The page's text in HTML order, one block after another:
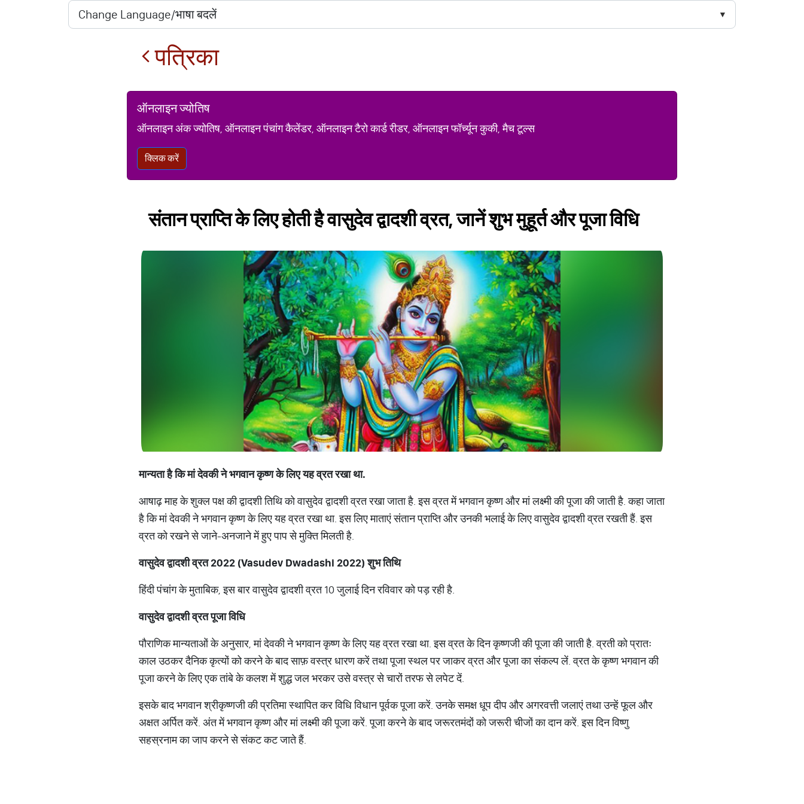
पत्रिका
ऑनलाइन ज्योतिष
ऑनलाइन अंक ज्योतिष, ऑनलाइन पंचांग कैलेंडर, ऑनलाइन टैरो कार्ड रीडर, ऑनलाइन फॉर्च्यून कुकी, मैच टूल्स
क्लिक करें
संतान प्राप्ति के लिए होती है वासुदेव द्वादशी व्रत, जानें शुभ मुहूर्त और पूजा विधि
मान्यता है कि मां देवकी ने भगवान कृष्ण के लिए यह व्रत रखा था.
आषाढ़ माह के शुक्ल पक्ष की द्वादशी तिथि को वासुदेव द्वादशी व्रत रखा जाता है. इस व्रत में भगवान कृष्ण और मां लक्ष्मी की पूजा की जाती है. कहा जाता
है कि मां देवकी ने भगवान कृष्ण के लिए यह व्रत रखा था. इस लिए माताएं संतान प्राप्ति और उनकी भलाई के लिए वासुदेव द्वादशी व्रत रखती हैं. इस
व्रत को रखने से जाने-अनजाने में हुए पाप से मुक्ति मिलती है.
वासुदेवद्वादशीव्रत2022 (Vasudev Dwadashi 2022)शुभतिथि
हिंदी पंचांग के मुताबिक, इस बार वासुदेव द्वादशी व्रत 10 जुलाई दिन रविवार को पड़ रही है.
वासुदेवद्वादशीव्रतपूजाविधि
पौराणिक मान्यताओं के अनुसार, मां देवकी ने भगवान कृष्ण के लिए यह व्रत रखा था. इस व्रत के दिन कृष्णजी की पूजा की जाती है. व्रती को प्रातः
काल उठकर दैनिक कृत्यों को करने के बाद साफ़ वस्त्र धारण करें तथा पूजा स्थल पर जाकर व्रत और पूजा का संकल्प लें. व्रत के कृष्ण भगवान की
पूजा करने के लिए एक तांबे के कलश में शुद्ध जल भरकर उसे वस्त्र से चारों तरफ से लपेट दें.
इसके बाद भगवान श्रीकृष्णजी की प्रतिमा स्थापित कर विधि विधान पूर्वक पूजा करें. उनके समक्ष धूप दीप और अगरवत्ती जलाएं तथा उन्हें फूल और
अक्षत अर्पित करें. अंत में भगवान कृष्ण और मां लक्ष्मी की पूजा करें. पूजा करने के बाद जरूरतमंदों को जरूरी चीजों का दान करें. इस दिन विष्णु
सहस्रनाम का जाप करने से संकट कट जाते हैं.